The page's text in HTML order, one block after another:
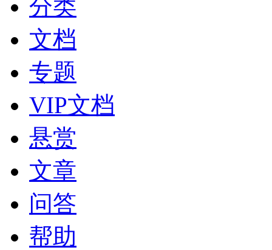
分类
文档
专题
VIP文档
悬赏
文章
问答
帮助